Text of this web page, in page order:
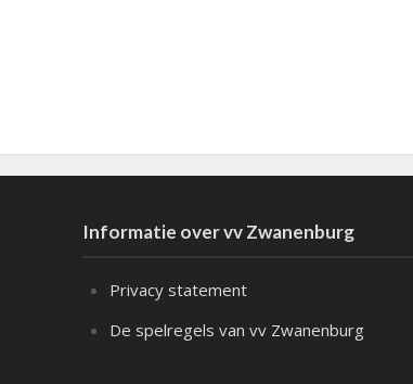
Informatie over vv Zwanenburg
Privacy statement
De spelregels van vv Zwanenburg